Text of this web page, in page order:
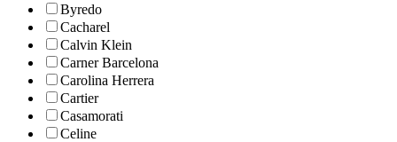
Byredo
Cacharel
Calvin Klein
Carner Barcelona
Carolina Herrera
Cartier
Casamorati
Celine